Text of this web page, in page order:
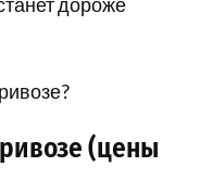
(цены